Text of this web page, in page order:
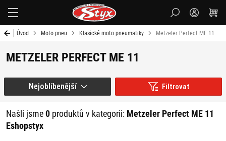
Úvod Moto pneu Klasické moto pneumatiky Metzeler Perfect ME 11
METZELER PERFECT ME 11
Filtrovat
Našli jsme0 produktů v kategorii: Metzeler Perfect ME 11
Eshopstyx
Nejoblíbenější